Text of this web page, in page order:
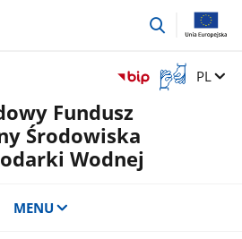
przejdź
Otwórz
okno
Zmień
PL
Fundusz
Środowiska
Wodnej
MENU